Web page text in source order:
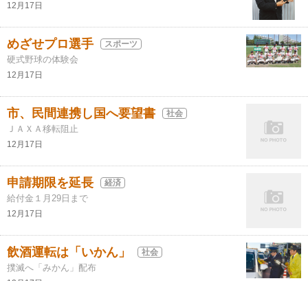
12月17日
めざせプロ選手 スポーツ
硬式野球の体験会
12月17日
市、民間連携し国へ要望書 社会
ＪＡＸＡ移転阻止
12月17日
申請期限を延長 経済
給付金１月29日まで
12月17日
飲酒運転は「いかん」 社会
撲滅へ「みかん」配布